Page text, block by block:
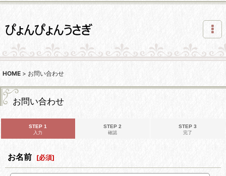
HOME > お問い合わせ
お問い合わせ
STEP 1
入力
STEP 2
確認
STEP 3
完了
お名前 [必須]